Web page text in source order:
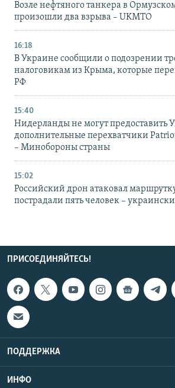
Возле нефтяного танкера в
произошли два взрыва – UKMTO
16:18
В Украине сообщили о подозрении
налоговикам из Крыма, которые
РФ
15:40
Нидерланды не могут предоставить
дополнительные перехватчики
– Минобороны страны
15:02
Российский дрон атаковал
пострадали пять человек –
ПРИСОЕДИНЯЙТЕСЬ!
ПОДДЕРЖКА
ИНФО